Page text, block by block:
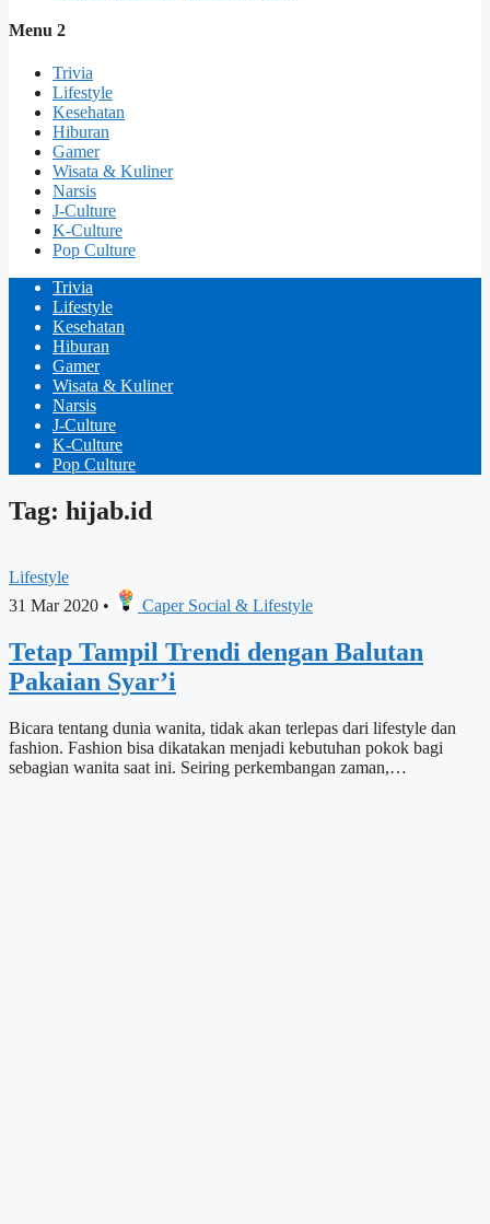
Menu 2
Trivia
Lifestyle
Kesehatan
Hiburan
Gamer
Wisata & Kuliner
Narsis
J-Culture
K-Culture
Pop Culture
Trivia
Lifestyle
Kesehatan
Hiburan
Gamer
Wisata & Kuliner
Narsis
J-Culture
K-Culture
Pop Culture
Tag: hijab.id
Lifestyle
31 Mar 2020 • Caper Social & Lifestyle
Tetap Tampil Trendi dengan Balutan
Pakaian Syar’i
Bicara tentang dunia wanita, tidak akan terlepas dari lifestyle dan
fashion. Fashion bisa dikatakan menjadi kebutuhan pokok bagi
sebagian wanita saat ini. Seiring perkembangan zaman,…